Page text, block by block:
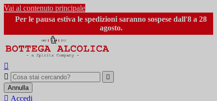
Vai al contenuto principale
Per le pausa estiva le spedizioni saranno sospese dall'8 a 28
agosto.



Annulla
 Accedi